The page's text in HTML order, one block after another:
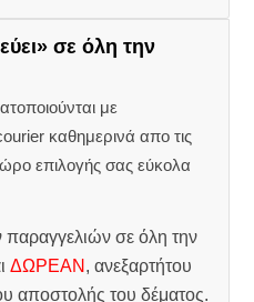
σε όλη την
με
καθημερινά απο τις
επιλογής σας εύκολα
σε όλη την
ΔΩΡΕΑΝ , ανεξαρτήτου
αποστολής του δέματος.